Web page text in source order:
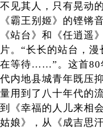
不见其人，只有晃动
《霸王别姬》的铿锵
《站台》和《任逍遥
片。“长长的站台，
在等待……”。这首80
代内地县城青年既压
量用到了八十年代的
到《幸福的人儿来相
姑娘》，从《成吉思